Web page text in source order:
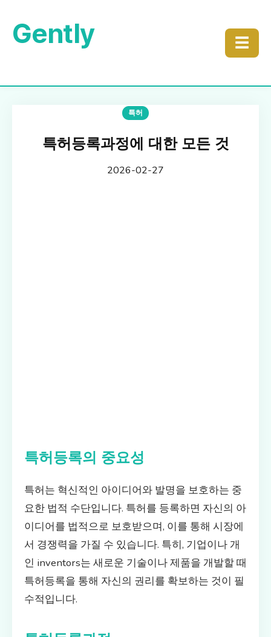
Gently ☰
특허
특허등록과정에 대한 모든 것
2026-02-27
특허등록의 중요성
특허는 혁신적인 아이디어와 발명을 보호하는 중
요한 법적 수단입니다. 특허를 등록하면 자신의 아
이디어를 법적으로 보호받으며, 이를 통해 시장에
서 경쟁력을 가질 수 있습니다. 특히, 기업이나 개
인 inventors는 새로운 기술이나 제품을 개발할 때
특허등록을 통해 자신의 권리를 확보하는 것이 필
수적입니다.